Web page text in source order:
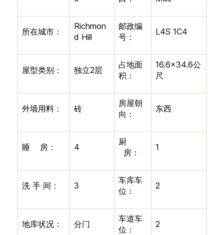
所在城市：
Richmon
d Hill
邮政编
号：
L4S 1C4
屋型类别： 独立2层
占地面
积：
16.6×34.6公
尺
外墙用料： 砖
房屋朝
向：
东西
睡 房： 4
厨
房：
1
洗 手 间： 3
车库车
位：
2
地库状况： 分门
车道车
位：
2